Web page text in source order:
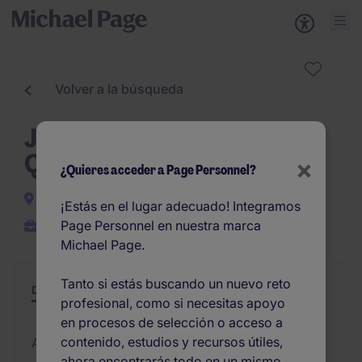
Volver a la búsqueda
Jefe de turno - Sector
Químico
Barcelona
Permanente
Descripción Resumen Otras ofertas
Added 01/07/2026
×
¿Quieres acceder a Page Personnel?
¡Estás en el lugar adecuado! Integramos
Page Personnel en nuestra marca
Michael Page.
Tanto si estás buscando un nuevo reto
profesional, como si necesitas apoyo
en procesos de selección o acceso a
contenido, estudios y recursos útiles,